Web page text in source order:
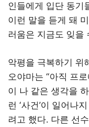
인들에게 입단 동기
이런 말을 듣게 돼
러움은 지금도 잊을
악평을 극복하기 위
오야마는 “아직 프
이 나 같은 생각을
런 ‘사건’이 일어나
려고 했다. 다른 선